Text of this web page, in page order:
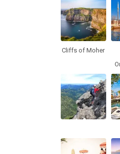
Cliffs of Moher